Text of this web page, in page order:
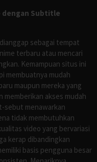
dengan Subtitle
sebagai tempat
terbaru atau mencari
Kemampuan situs ini
membuatnya mudah
maupun mereka yang
memberikan akses mudah
sebut menawarkan
tidak membutuhkan
video yang bervariasi
kerap dibandingkan
basis pengguna besar